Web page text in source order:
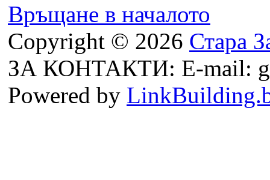
Връщане в началото
Copyright © 2026 Стара
ЗА КОНТАКТИ: E-mail:
Powered by